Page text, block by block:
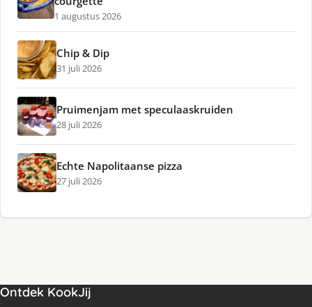
1 augustus 2026
Chip & Dip
31 juli 2026
Pruimenjam met speculaaskruiden
28 juli 2026
Echte Napolitaanse pizza
27 juli 2026
Ontdek KookJij